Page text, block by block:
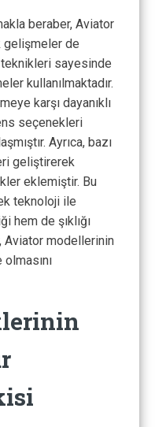
beraber, Aviator
gelişmeler de
teknikleri sayesinde
kullanılmaktadır.
karşı dayanıklı
seçenekleri
Ayrıca, bazı
geliştirerek
eklemiştir. Bu
teknoloji ile
hem de şıklığı
Aviator modellerinin